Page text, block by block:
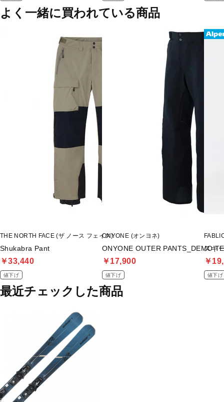
よく一緒に買われている商品
THE NORTH FACE (ザ ノース フェイス)
Shukabra Pant
￥33,440
値下げ
ONYONE (オンヨネ)
ONYONE OUTER PANTS_DEMO
￥17,900
値下げ
スキ
￥
値下げ
最近チェックした商品